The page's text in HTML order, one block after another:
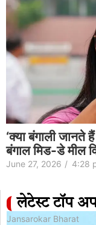
‘क्या बंगाली जानते
बंगाल मिड-डे मील
June 27, 2026 / 4:28
लेटेस्ट टॉप
Jansarokar Bharat